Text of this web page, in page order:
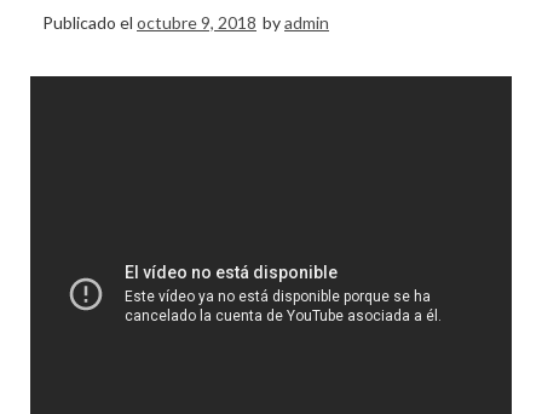
Publicado el octubre 9, 2018 byadmin